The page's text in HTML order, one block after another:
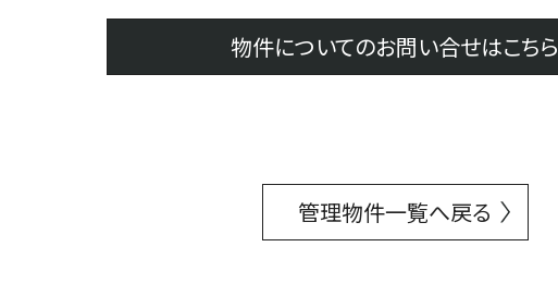
物件についてのお問い合せはこちら
管理物件一覧へ戻る